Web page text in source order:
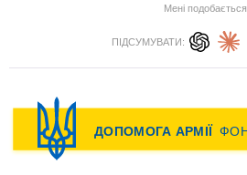
Мені подобається
ПІДСУМУВАТИ: